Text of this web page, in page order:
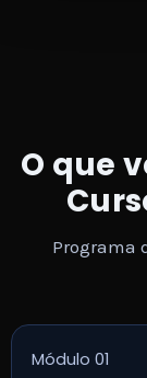
O que
Programa
Módulo 01